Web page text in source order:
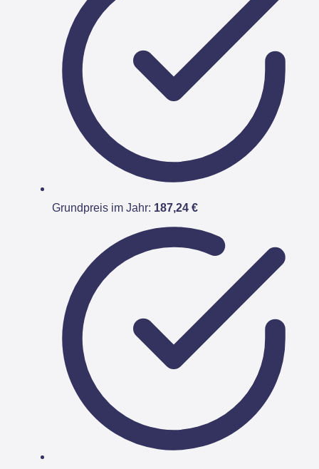
Grundpreis im Jahr: 187,24 €